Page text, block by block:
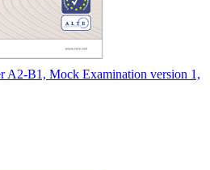
A2-B1, Mock Examination version 1,